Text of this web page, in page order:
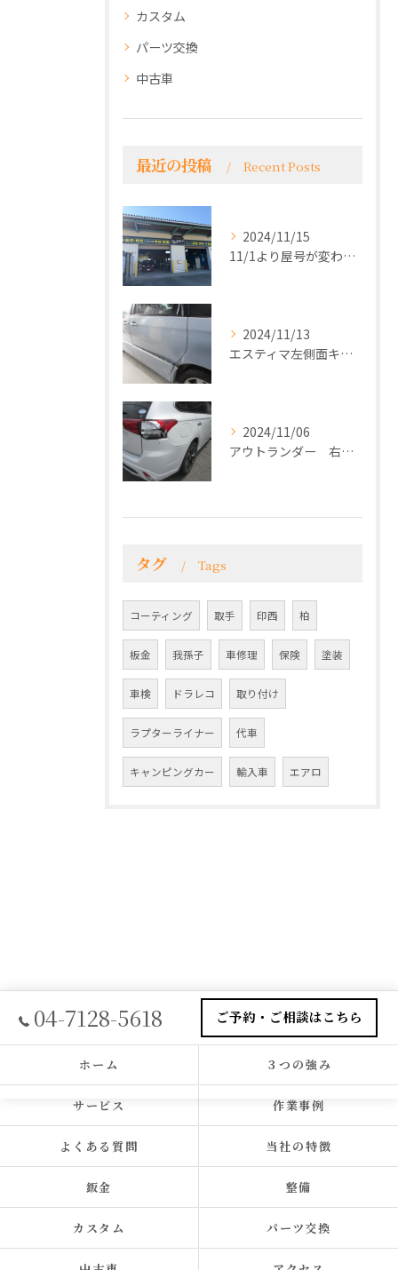
カスタム
パーツ交換
中古車
最近の投稿 Recent Posts
2024/11/15
11/1より屋号が変わり看板がかわりました！
2024/11/13
エスティマ左側面キズヘコミ修理
2024/11/06
アウトランダー 右リアフェンダー、バンパー修理
タグ Tags
コーティング 取手 印西 柏
板金 我孫子 車修理 保険 塗装
車検 ドラレコ 取り付け
ラプターライナー 代車
キャンピングカー 輸入車 エアロ
04-7128-5618 ご予約・ご相談はこちら
ホーム ３つの強み
サービス 作業事例
よくある質問 当社の特徴
鈑金 整備
カスタム パーツ交換